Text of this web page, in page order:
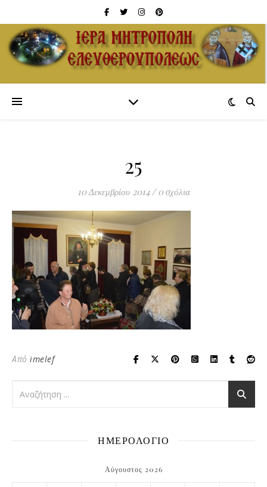
25
10 Δεκεμβρίου 2014 / 0 σχόλια
Από imelef
ΗΜΕΡΟΛΟΓΙΟ
Αύγουστος 2026